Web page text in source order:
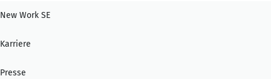
New Work SE
Karriere
Presse